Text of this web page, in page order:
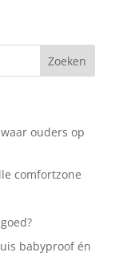
ouders op
comfortzone
babyproof én